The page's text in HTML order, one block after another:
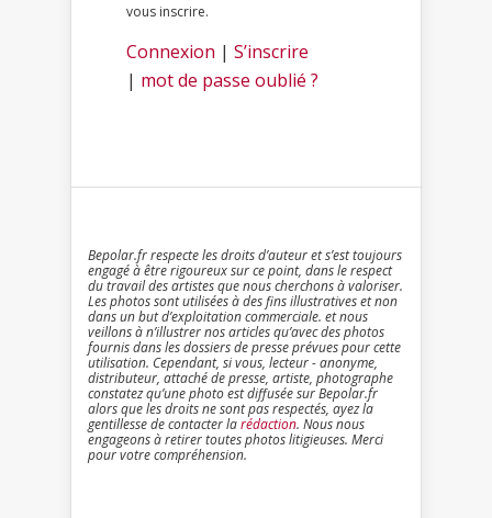
vous inscrire.
Connexion | S’inscrire
| mot de passe oublié ?
Bepolar.fr respecte les droits d’auteur et s’est toujours
engagé à être rigoureux sur ce point, dans le respect
du travail des artistes que nous cherchons à valoriser.
Les photos sont utilisées à des fins illustratives et non
dans un but d’exploitation commerciale. et nous
veillons à n’illustrer nos articles qu’avec des photos
fournis dans les dossiers de presse prévues pour cette
utilisation. Cependant, si vous, lecteur - anonyme,
distributeur, attaché de presse, artiste, photographe
constatez qu’une photo est diffusée sur Bepolar.fr
alors que les droits ne sont pas respectés, ayez la
gentillesse de contacter larédaction. Nous nous
engageons à retirer toutes photos litigieuses. Merci
pour votre compréhension.